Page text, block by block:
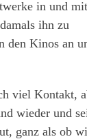
in und
ihn zu
den Kinos an
viel Kontakt,
wieder und
ganz als ob